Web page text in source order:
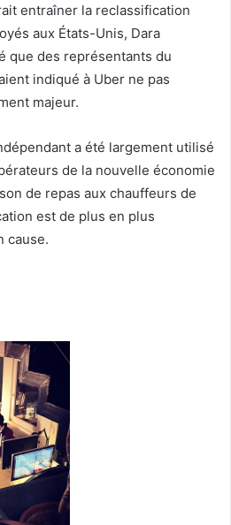
entraîner la reclassification
aux États-Unis, Dara
que des représentants du
indiqué à Uber ne pas
majeur.
a été largement utilisé
de la nouvelle économie
de repas aux chauffeurs de
est de plus en plus
cause.